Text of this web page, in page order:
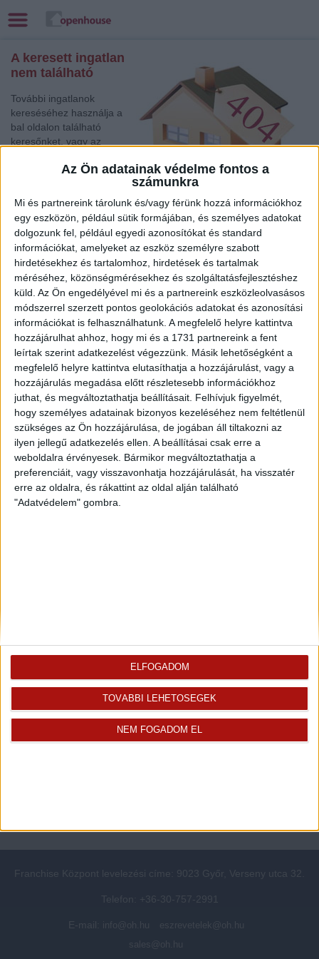
Az Ön adatainak védelme fontos a
számunkra
Mi és partnereink tárolunk és/vagy férünk hozzá információkhoz
egy eszközön, például sütik formájában, és személyes adatokat
dolgozunk fel, például egyedi azonosítókat és standard
információkat, amelyeket az eszköz személyre szabott
hirdetésekhez és tartalomhoz, hirdetések és tartalmak
méréséhez, közönségmérésekhez és szolgáltatásfejlesztéshez
küld. Az Ön engedélyével mi és a partnereink eszközleolvasásos
módszerrel szerzett pontos geolokációs adatokat és azonosítási
információkat is felhasználhatunk. A megfelelő helyre kattintva
hozzájárulhat ahhoz, hogy mi és a 1731 partnereink a fent
leírtak szerint adatkezelést végezzünk. Másik lehetőségként a
megfelelő helyre kattintva elutasíthatja a hozzájárulást, vagy a
hozzájárulás megadása előtt részletesebb információkhoz
juthat, és megváltoztathatja beállításait. Felhívjuk figyelmét,
hogy személyes adatainak bizonyos kezeléséhez nem feltétlenül
szükséges az Ön hozzájárulása, de jogában áll tiltakozni az
ilyen jellegű adatkezelés ellen. A beállításai csak erre a
weboldalra érvényesek. Bármikor megváltoztathatja a
preferenciáit, vagy visszavonhatja hozzájárulását, ha visszatér
erre az oldalra, és rákattint az oldal alján található
"Adatvédelem" gombra.
TOVÁBBI LEHETŐSÉGEK
NEM FOGADOM EL
ELFOGADOM
A keresett ingatlan
nem található
További ingatlanok
kereséséhez használja a
bal oldalon található
keresőnket, vagy az
Családi ház
Sopron, Eladó Családi ház
Szolnok, Eladó Családi ház
Budapest V. Ker., Eladó Társasházi lakás
Eger, Eladó Családi ház
Mosonmagyaróvár, Eladó Családi ház
Győr, Eladó és Kiadó Társasházi lakás, Családi ház
Siófok, Eladó és Kiadó Társasházi lakás
Tatabánya, Eladó Társasházi lakás
Szombathely, Eladó Társasházi lakás
Rólunk
A központ munkatársai
Elégedett ügyfeleink mondták
Értékbecslés
Energetikai tanúsítvány
CSR
Elérhetőségeink
Adatvédelmi beállítások
Franchise Központ levelezési címe: 9023 Győr, Verseny utca 32.
Telefon: +36-30-757-2991
E-mail: info@oh.hu
eszrevetelek@oh.hu
sales@oh.hu